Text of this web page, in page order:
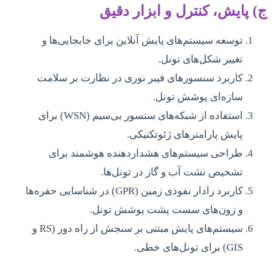
ج) پایش، کنترل و ابزار دقیق
توسعه سیستم‌های پایش آنلاین برای جابجایی‌ها و
تغییر شکل‌های تونل.
کاربرد سنسورهای فیبر نوری در نظارت بر سلامت
سازه‌ای پوشش تونل.
استفاده از شبکه‌های سنسور بی‌سیم (WSN) برای
پایش پارامترهای ژئوتکنیکی.
طراحی سیستم‌های هشداردهنده هوشمند برای
تشخیص نشت آب و گاز در تونل‌ها.
کاربرد رادار نفوذی زمین (GPR) در شناسایی حفره‌ها
و زون‌های سست پشت پوشش تونل.
سیستم‌های پایش مبتنی بر سنجش از راه دور (RS و
GIS) برای تونل‌های خطی.